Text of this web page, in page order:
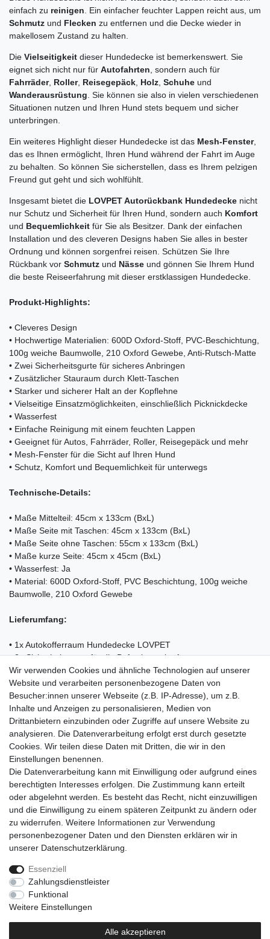
einfach zu reinigen . Ein einfacher feuchter Lappen reicht aus, um
Schmutz und Flecken zu entfernen und die Decke wieder in
makellosem Zustand zu halten.
Die Vielseitigkeit dieser Hundedecke ist bemerkenswert. Sie
eignet sich nicht nur für Autofahrten , sondern auch für
Fahrräder, Roller, Reisegepäck Holz Schuhe und
Wanderausrüstung . Sie können sie also in vielen verschiedenen
Situationen nutzen und Ihren Hund stets bequem und sicher
unterbringen.
Ein weiteres Highlight dieser Hundedecke ist das Mesh-Fenster,
das es Ihnen ermöglicht, Ihren Hund während der Fahrt im Auge
zu behalten. So können Sie sicherstellen, dass es Ihrem pelzigen
Freund gut geht und sich wohlfühlt.
Insgesamt bietet die LOVPET Autorückbank Hundedecke nicht
nur Schutz und Sicherheit für Ihren Hund, sondern auch Komfort
und Bequemlichkeit für Sie als Besitzer. Dank der einfachen
Installation und des cleveren Designs haben Sie alles in bester
Ordnung und können sorgenfrei reisen. Schützen Sie Ihre
Rückbank vor Schmutz und Nässe und gönnen Sie Ihrem Hund
die beste Reiseerfahrung mit dieser erstklassigen Hundedecke.
Produkt-Highlights:
• Cleveres Design
• Hochwertige Materialien: 600D Oxford-Stoff, PVC-Beschichtung,
100g weiche Baumwolle, 210 Oxford Gewebe, Anti-Rutsch-Matte
• Zwei Sicherheitsgurte für sicheres Anbringen
• Zusätzlicher Stauraum durch Klett-Taschen
• Starker und sicherer Halt an der Kopflehne
• Vielseitige Einsatzmöglichkeiten, einschließlich Picknickdecke
• Wasserfest
• Einfache Reinigung mit einem feuchten Lappen
• Geeignet für Autos, Fahrräder, Roller, Reisegepäck und mehr
• Mesh-Fenster für die Sicht auf Ihren Hund
• Schutz, Komfort und Bequemlichkeit für unterwegs
Technische-Details:
• Maße Mittelteil: 45cm x 133cm (BxL)
• Maße Seite mit Taschen: 45cm x 133cm (BxL)
• Maße Seite ohne Taschen: 55cm x 133cm (BxL)
• Maße kurze Seite: 45cm x 45cm (BxL)
• Wasserfest: Ja
• Material: 600D Oxford-Stoff, PVC Beschichtung, 100g weiche
Baumwolle, 210 Oxford Gewebe
Lieferumfang:
• 1x Autokofferraum Hundedecke LOVPET
• 2x Sicherheitsgurte für die Befestigung im Auto
• 1x Praktische Tragetasche
• 3x Bunte Spielzeug Kauknochen
• 1x Anleitung
Einkaufen
Zahlungsarten
Versandarten & -kosten
Warenkorb
Mein Konto
Anmelden
Registrieren
Unternehmen
Kontakt
Wir verwenden Cookies und ähnliche Technologien auf unserer
Website und verarbeiten personenbezogene Daten von
Besucher:innen unserer Webseite (z.B. IP-Adresse), um z.B.
Inhalte und Anzeigen zu personalisieren, Medien von
Drittanbietern einzubinden oder Zugriffe auf unsere Website zu
analysieren. Die Datenverarbeitung erfolgt erst durch gesetzte
Cookies. Wir teilen diese Daten mit Dritten, die wir in den
Einstellungen benennen.
Die Datenverarbeitung kann mit Einwilligung oder aufgrund eines
berechtigten Interesses erfolgen. Die Zustimmung kann erteilt
oder abgelehnt werden. Es besteht das Recht, nicht einzuwilligen
und die Einwilligung zu einem späteren Zeitpunkt zu ändern oder
zu widerrufen. Weitere Informationen zur Verwendung
personenbezogener Daten und den Diensten erklären wir in
unserer Daten­schutz­erklärung
Essenziell
Zahlungsdienstleister
Funktional
Weitere Einstellungen
Alle akzeptieren